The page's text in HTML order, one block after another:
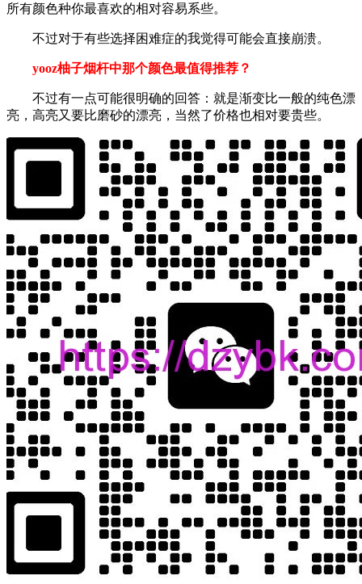
所有颜色种你最喜欢的相对容易系些。
不过对于有些选择困难症的我觉得可能会直接崩溃。
yooz柚子烟杆中那个颜色最值得推荐？
不过有一点可能很明确的回答：就是渐变比一般的纯色漂
亮，高亮又要比磨砂的漂亮，当然了价格也相对要贵些。